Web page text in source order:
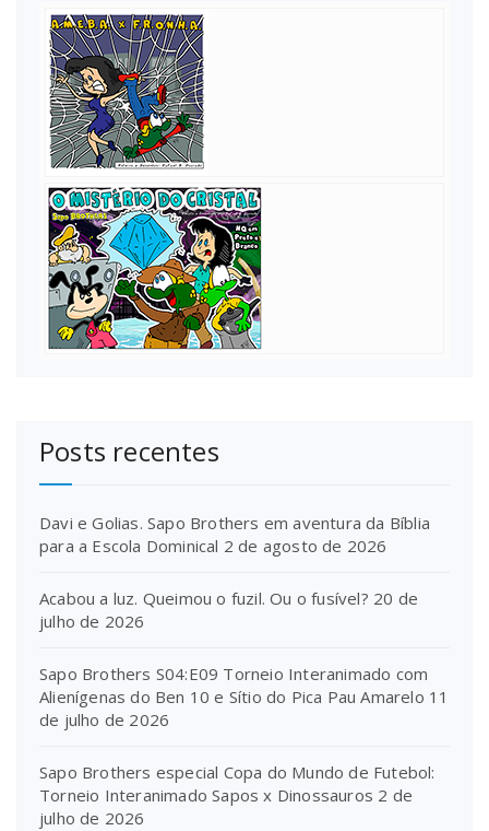
Posts recentes
Davi e Golias. Sapo Brothers em aventura da Bíblia
para a Escola Dominical 2 de agosto de 2026
Acabou a luz. Queimou o fuzil. Ou o fusível? 20 de
julho de 2026
Sapo Brothers S04:E09 Torneio Interanimado com
Alienígenas do Ben 10 e Sítio do Pica Pau Amarelo 11
de julho de 2026
Sapo Brothers especial Copa do Mundo de Futebol:
Torneio Interanimado Sapos x Dinossauros 2 de
julho de 2026